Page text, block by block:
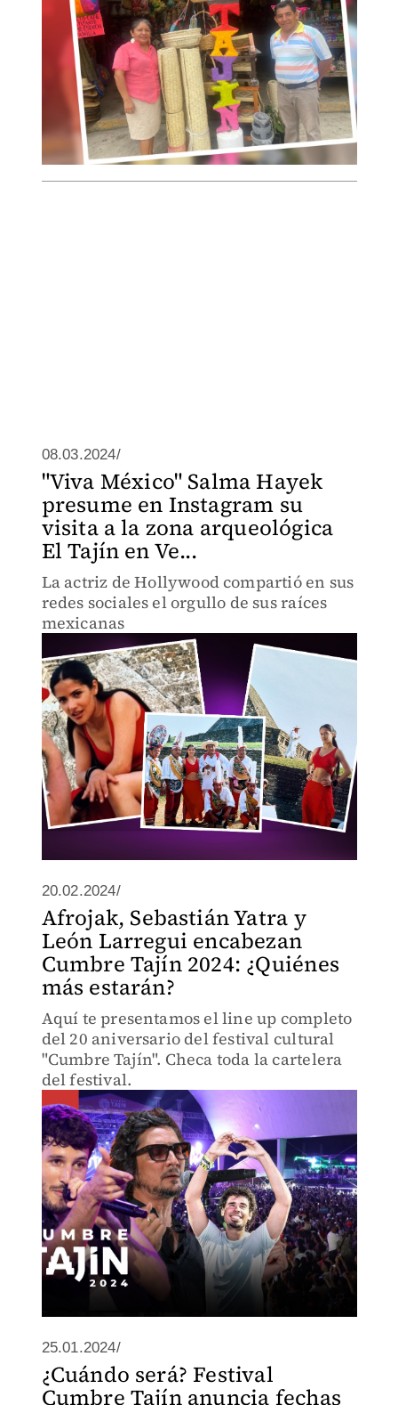
08.03.2024/
"Viva México" Salma Hayek
presume en Instagram su
visita a la zona arqueológica
El Tajín en Ve...
La actriz de Hollywood compartió en sus
redes sociales el orgullo de sus raíces
mexicanas
20.02.2024/
Afrojak, Sebastián Yatra y
León Larregui encabezan
Cumbre Tajín 2024: ¿Quiénes
más estarán?
Aquí te presentamos el line up completo
del 20 aniversario del festival cultural
"Cumbre Tajín". Checa toda la cartelera
del festival.
25.01.2024/
¿Cuándo será? Festival
Cumbre Tajín anuncia fechas